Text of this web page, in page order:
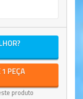
PEÇA
produto